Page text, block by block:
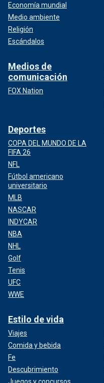
Economía mundial
Medio ambiente
Religión
Escándalos
Medios de
comunicación
FOX Nation
Deportes
COPA DEL MUNDO DE LA
FIFA 26
NFL
Fútbol americano
universitario
MLB
NASCAR
INDYCAR
NBA
NHL
Golf
Tenis
UFC
WWE
Estilo de vida
Viajes
Comida y bebida
Fe
Descubrimiento